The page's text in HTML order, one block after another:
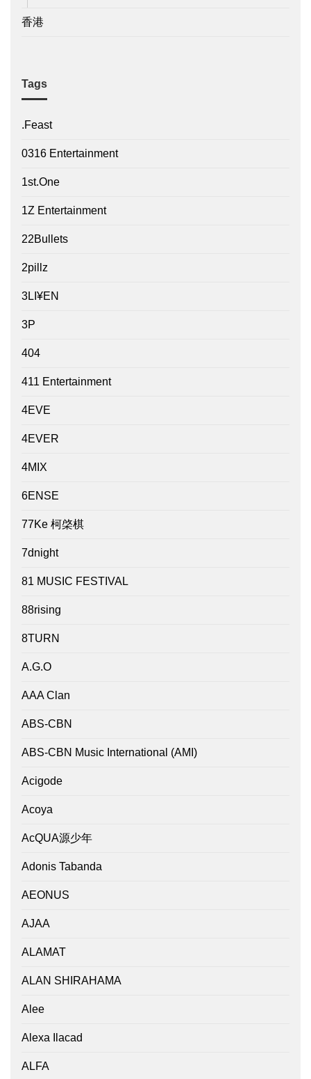
香港
Tags
.Feast
0316 Entertainment
1st.One
1Z Entertainment
22Bullets
2pillz
3LI¥EN
3P
404
411 Entertainment
4EVE
4EVER
4MIX
6ENSE
77Ke 柯棨棋
7dnight
81 MUSIC FESTIVAL
88rising
8TURN
A.G.O
AAA Clan
ABS-CBN
ABS-CBN Music International (AMI)
Acigode
Acoya
AcQUA源少年
Adonis Tabanda
AEONUS
AJAA
ALAMAT
ALAN SHIRAHAMA
Alee
Alexa Ilacad
ALFA